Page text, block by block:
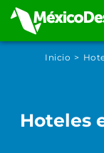
Inicio
Hoteles